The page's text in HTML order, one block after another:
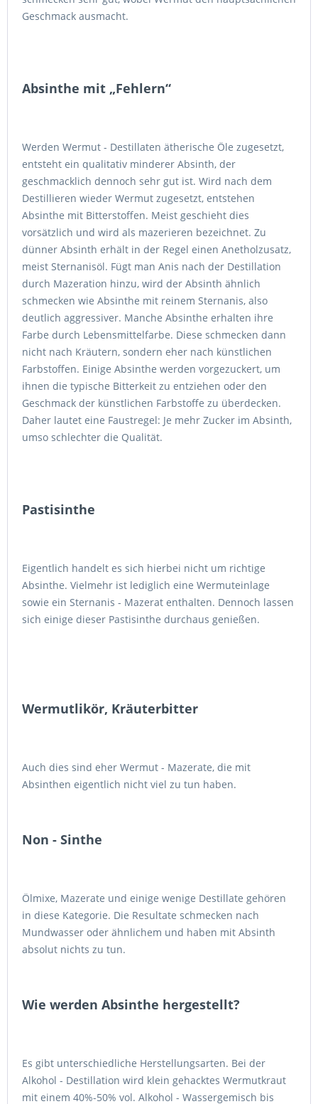
Geschmack ausmacht.
Absinthe mit „Fehlern“
Werden Wermut - Destillaten ätherische Öle zugesetzt,
entsteht ein qualitativ minderer Absinth, der
geschmacklich dennoch sehr gut ist. Wird nach dem
Destillieren wieder Wermut zugesetzt, entstehen
Absinthe mit Bitterstoffen. Meist geschieht dies
vorsätzlich und wird als mazerieren bezeichnet. Zu
dünner Absinth erhält in der Regel einen Anetholzusatz,
meist Sternanisöl. Fügt man Anis nach der Destillation
durch Mazeration hinzu, wird der Absinth ähnlich
schmecken wie Absinthe mit reinem Sternanis, also
deutlich aggressiver. Manche Absinthe erhalten ihre
Farbe durch Lebensmittelfarbe. Diese schmecken dann
nicht nach Kräutern, sondern eher nach künstlichen
Farbstoffen. Einige Absinthe werden vorgezuckert, um
ihnen die typische Bitterkeit zu entziehen oder den
Geschmack der künstlichen Farbstoffe zu überdecken.
Daher lautet eine Faustregel: Je mehr Zucker im Absinth,
umso schlechter die Qualität.
Pastisinthe
Eigentlich handelt es sich hierbei nicht um richtige
Absinthe. Vielmehr ist lediglich eine Wermuteinlage
sowie ein Sternanis - Mazerat enthalten. Dennoch lassen
sich einige dieser Pastisinthe durchaus genießen.
Wermutlikör, Kräuterbitter
Auch dies sind eher Wermut - Mazerate, die mit
Absinthen eigentlich nicht viel zu tun haben.
Non - Sinthe
Ölmixe, Mazerate und einige wenige Destillate gehören
in diese Kategorie. Die Resultate schmecken nach
Mundwasser oder ähnlichem und haben mit Absinth
absolut nichts zu tun.
Wie werden Absinthe hergestellt?
Es gibt unterschiedliche Herstellungsarten. Bei der
Alkohol - Destillation wird klein gehacktes Wermutkraut
mit einem 40%-50% vol. Alkohol - Wassergemisch bis